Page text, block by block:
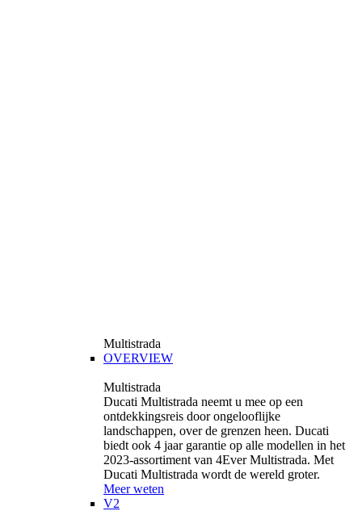
Multistrada
OVERVIEW
Multistrada
Ducati Multistrada neemt u mee op een
ontdekkingsreis door ongelooflijke
landschappen, over de grenzen heen. Ducati
biedt ook 4 jaar garantie op alle modellen in het
2023-assortiment van 4Ever Multistrada. Met
Ducati Multistrada wordt de wereld groter.
Meer weten
V2